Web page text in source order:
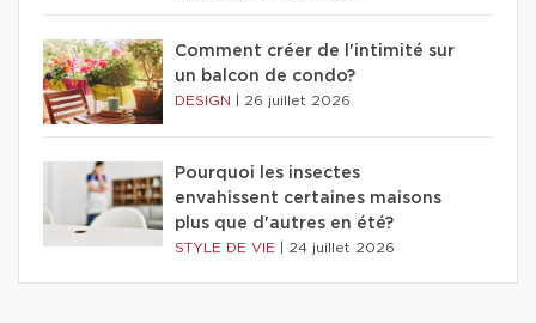
Comment créer de l'intimité sur
un balcon de condo?
DESIGN 26 juillet 2026
Pourquoi les insectes
envahissent certaines maisons
plus que d'autres en été?
STYLE DE VIE 24 juillet 2026